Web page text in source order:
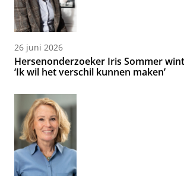
26 juni 2026
Hersenonderzoeker Iris Sommer
‘Ik wil het verschil kunnen maken’